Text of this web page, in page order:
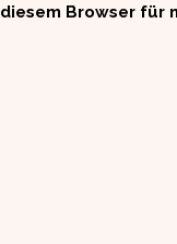
Browser für